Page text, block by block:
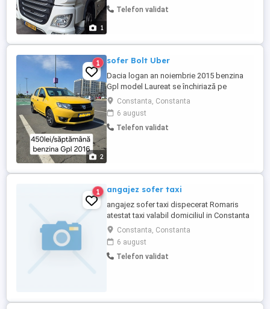
1
Telefon validat
2
1 sofer Bolt Uber
Dacia logan an noiembrie 2015 benzina
Gpl model Laureat se închiriază pe
saptamana 450 lei si 450 lei garanție.
Comisionul este 8% din brut Flotă
autorizata toate documentele necesare
desfășurării activității de Bolt Uber Tel
Constanta, Constanta
6 august
Telefon validat
1 angajez sofer taxi
angajez sofer taxi dispecerat Romaris
atestat taxi valabil domiciliul in Constanta
Dacia logan benzina- gpl. detalii la telefon
nu raspund la mesaje
Constanta, Constanta
6 august
Telefon validat